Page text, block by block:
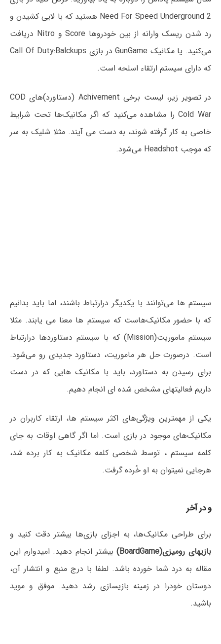
Need For Speed Underground 2 هستید که با لایی کشیدن و
رد شدن ریسک وارانه از بین خودروها Score و Nitro دریافت
می‌کنید. یا مکانیک GunGame در بازی Call Of Duty:Balckups
که دارای سیستم ارتقاء اسلحه است.
در تصویر زیر، لیست برخی Achivement (دستاورد)های COD
Cold War را مشاهده می‌کنید که اگر مکانیک‌ها تحت شرایط
خاصی به کار گرفته شوند، به دست می آیند. مثلا شلیک به سر
که موجب Headshot می‌شود.
سیستم ها می‌توانند با یکدیگر درارتباط باشند، اما باید بدانیم
که با حضور مکانیک‌هاست که سیستم ها معنا می یابند. مثلا
سیستم ماموریت(Mission) که با سیستم دستاوردها درارتباط
است. درصورت حل هر ماموریت، دستاورد جدیدی رو می‌شود.
برای رسیدن به دستاورد، باید با مکانیک هایی که در دست
داریم فعالیتهای مشخص شده ای انجام دهیم.
یکی از مهمترین ویژگی‌های اکثر سیستم ها، ارتقاء کاربران در
مکانیک‌های موجود در بازی است. اما اگر گاهی اوقات به جای
کلمه سیستم ، توسط شخصی کلمه مکانیک به کار برده شد،
هرجایی نمیتوان به او خُرده گرفت.
و در آخر
برای طراحی مکانیک‌ها، به اجزای بازی‌ها بیشتر دقت کنید و
بازیهای رومیزی(BoardGame)
بیشتر انجام دهید. امیدوارم این
مقاله به درد شما خورده باشد. لطفا با درج منبع و انتشار آن،
دوستان خودرا در زمینه بازیسازی رشد دهید. موفق و موید
باشید.